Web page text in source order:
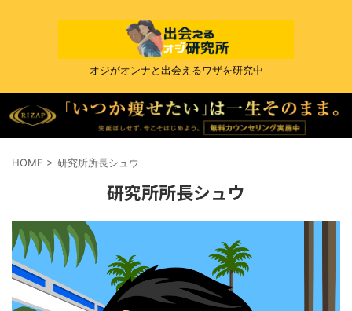
オジがオンナと出会えるワザを研究中
HOME > 研究所所長シュウ
研究所所長シュウ